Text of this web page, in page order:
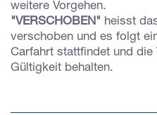
weitere Vorgehen.
"VERSCHOBEN" heisst
verschoben und es folgt
Carfahrt stattfindet und
Gültigkeit behalten.